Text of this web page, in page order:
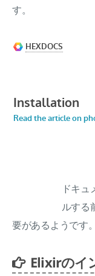
す。
ドキ
ルする
要があるようです。
Elixirのイ